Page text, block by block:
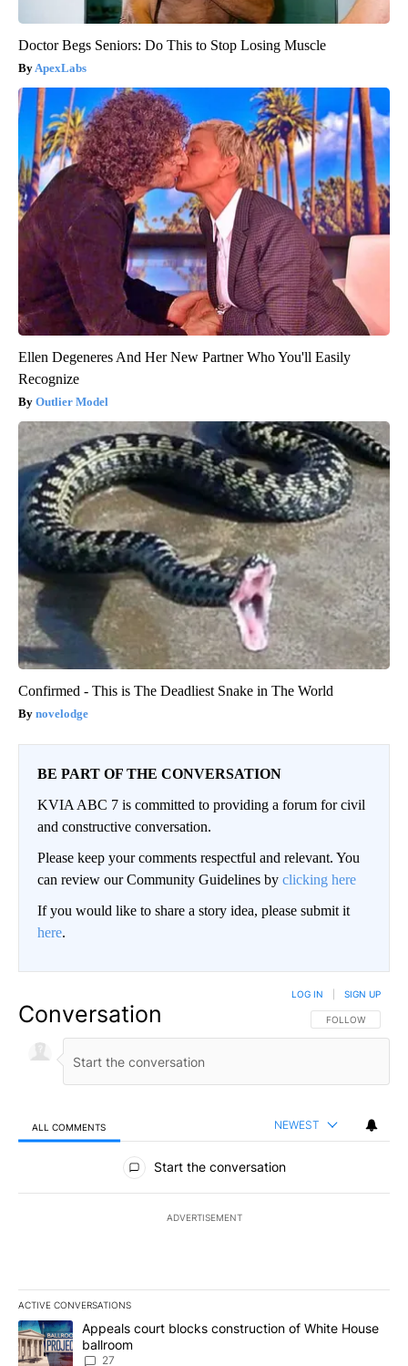
Doctor Begs Seniors: Do This to Stop Losing Muscle
ApexLabs
Ellen Degeneres And Her New Partner Who You'll Easily
Recognize
Outlier Model
Confirmed - This is The Deadliest Snake in The World
novelodge
BE PART OF THE CONVERSATION
KVIA ABC 7 is committed to providing a forum for civil
and constructive conversation.
Please keep your comments respectful and relevant. You
can review our Community Guidelines by clicking here
If you would like to share a story idea, please submit it
here.
Conversation FOLLOW THIS
FOLLOW
LOG IN SIGN UP
ALL COMMENTS NEWEST
All Comments
Start the conversation
ADVERTISEMENT
ACTIVE CONVERSATIONS
The following is a list of the most commented articles in the last
A trending article titled "Appeals court blocks construction of
Appeals court blocks construction of White House
ballroom
27